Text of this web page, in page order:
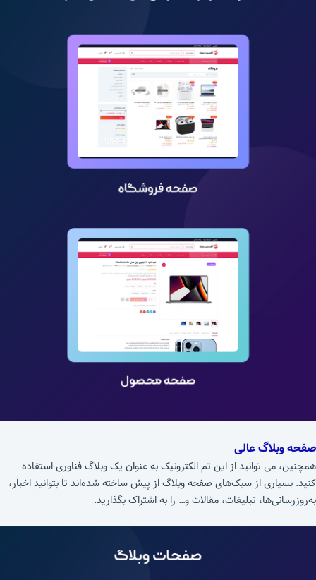
صفحه وبلاگ عالی
همچنین، می توانید از این تم الکترونیک به عنوان یک وبلاگ فناوری استفاده
کنید. بسیاری از سبک‌های صفحه وبلاگ از پیش ساخته شده‌اند تا بتوانید اخبار،
به‌روزرسانی‌ها، تبلیغات، مقالات و… را به اشتراک بگذارید.